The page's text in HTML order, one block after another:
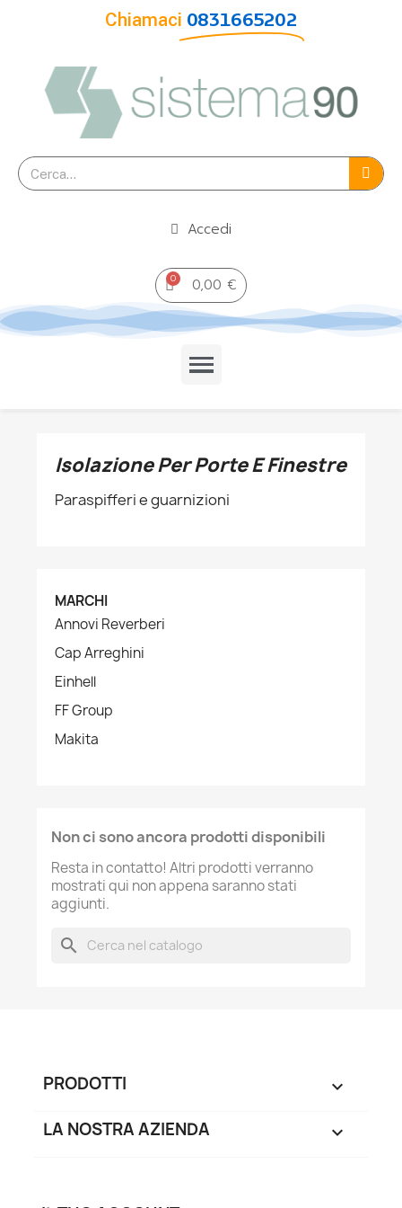
Chiamaci 0831665202
Accedi
0,00 €
Isolazione Per Porte E Finestre
Paraspifferi e guarnizioni
MARCHI
Annovi Reverberi
Cap Arreghini
Einhell
FF Group
Makita
Non ci sono ancora prodotti disponibili
Resta in contatto! Altri prodotti verranno
mostrati qui non appena saranno stati
aggiunti.
search
PRODOTTI 
LA NOSTRA AZIENDA 